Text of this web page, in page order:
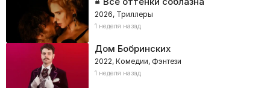
2026, Триллеры
1 неделя назад
Дом Бобринских
2022, Комедии, Фэнтези
1 неделя назад